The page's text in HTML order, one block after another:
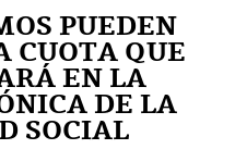
PUEDEN
CUOTA QUE
EN LA
DE LA
SOCIAL